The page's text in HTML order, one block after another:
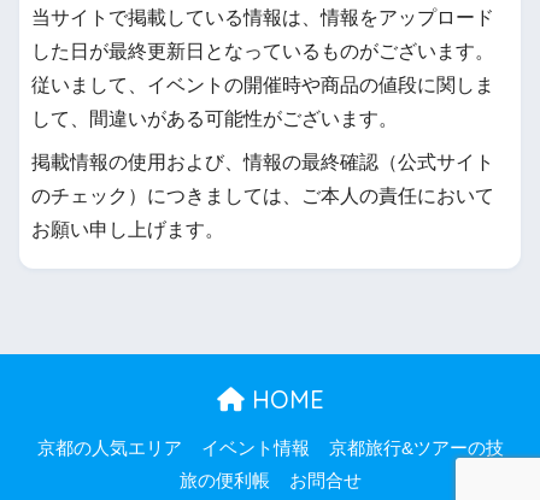
当サイトで掲載している情報は、情報をアップロード
した日が最終更新日となっているものがございます。
従いまして、イベントの開催時や商品の値段に関しま
して、間違いがある可能性がございます。
掲載情報の使用および、情報の最終確認（公式サイト
のチェック）につきましては、ご本人の責任において
お願い申し上げます。
HOME
京都の人気エリア イベント情報
京都旅行&ツアーの技
旅の便利帳
お問合せ